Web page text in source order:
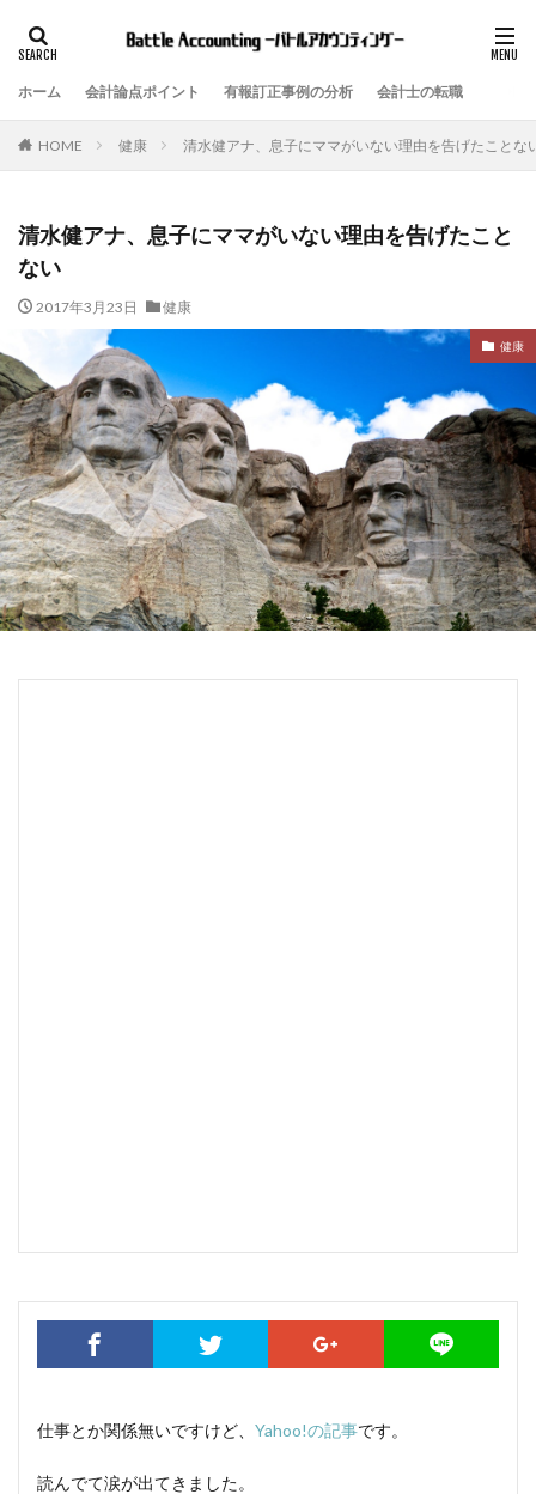
ホーム 会計論点ポイント 有報訂正事例の分析 会計士の転職
HOME 健康 清水健アナ、息子にママがいない理由を告げたことな
清水健アナ、息子にママがいない理由を告げたこと
ない
2017年3月23日 健康
健康
仕事とか関係無いですけど、 Yahoo!の記事です。
読んでて涙が出てきました。